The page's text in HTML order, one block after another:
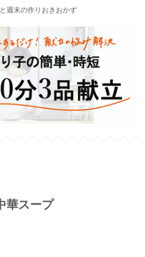
週末の作りおきおかず
華スープ